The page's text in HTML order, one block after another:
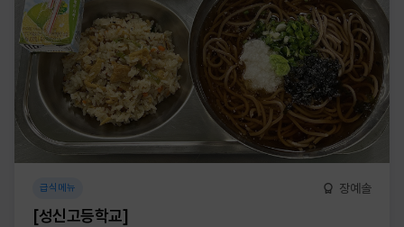
급식메뉴 장예솔
[성신고등학교]